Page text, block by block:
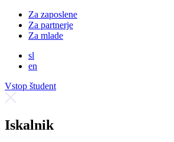
Za zaposlene
Za partnerje
Za mlade
sl
en
Vstop študent
Iskalnik